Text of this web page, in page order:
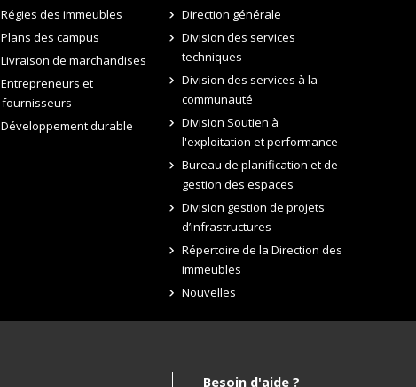
Régies des immeubles
Plans des campus
Livraison de marchandises
Entrepreneurs et
fournisseurs
Développement durable
Direction générale
Division des services
techniques
Division des services à la
communauté
Division Soutien à
l'exploitation et performance
Bureau de planification et de
gestion des espaces
Division gestion de projets
d’infrastructures
Répertoire de la Direction des
immeubles
Nouvelles
Besoin d'aide ?